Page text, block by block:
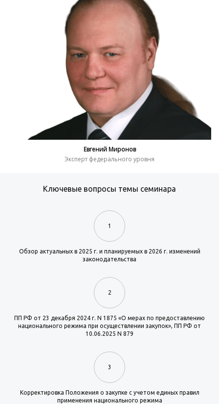
Евгений Миронов
Эксперт федерального уровня
Ключевые вопросы темы семинара
1
Обзор актуальных в 2025 г. и планируемых в 2026 г. изменений
законодательства
2
ПП РФ от 23 декабря 2024 г. N 1875 «О мерах по предоставлению
национального режима при осуществлении закупок», ПП РФ от
10.06.2025 N 879
3
Корректировка Положения о закупке с учетом единых правил
применения национального режима